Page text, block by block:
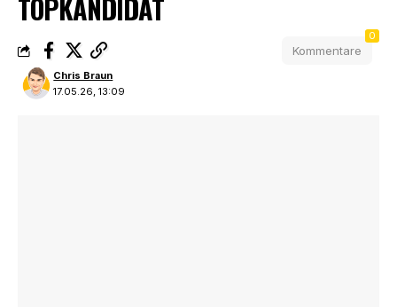
TOPKANDIDAT
17.05.26, 13:09
Chris Braun
Kommentare
0